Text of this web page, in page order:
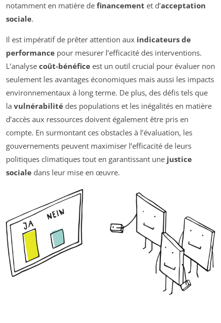
notamment en matière de financement et d’acceptation
sociale.
Il est impératif de prêter attention aux indicateurs de
performance pour mesurer l’efficacité des interventions.
L’analyse coût-bénéfice est un outil crucial pour évaluer non
seulement les avantages économiques mais aussi les impacts
environnementaux à long terme. De plus, des défis tels que
la vulnérabilité des populations et les inégalités en matière
d’accès aux ressources doivent également être pris en
compte. En surmontant ces obstacles à l’évaluation, les
gouvernements peuvent maximiser l’efficacité de leurs
politiques climatiques tout en garantissant une justice
sociale dans leur mise en œuvre.